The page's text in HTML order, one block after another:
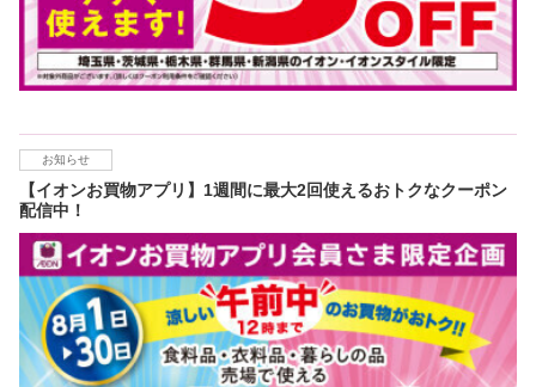
お知らせ
【イオンお買物アプリ】1週間に最大2回使えるおトクなクーポン
配信中！